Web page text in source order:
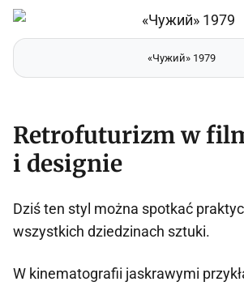
«Чужий» 1979
Retrofuturizm w
i designie
Dziś ten styl można spotkać
wszystkich dziedzinach sztuki.
W kinematografii jaskrawymi